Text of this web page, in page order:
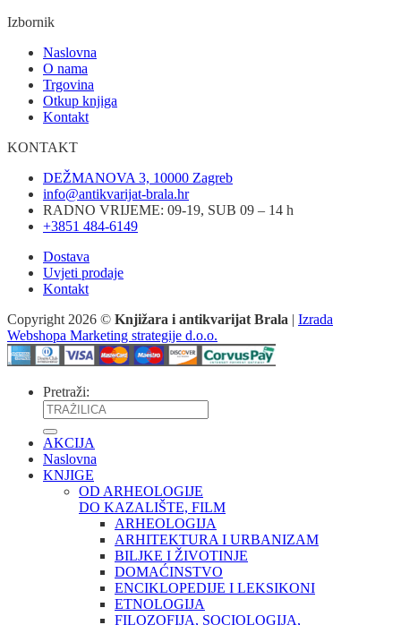
Izbornik
Naslovna
O nama
Trgovina
Otkup knjiga
Kontakt
KONTAKT
DEŽMANOVA 3, 10000 Zagreb
info@antikvarijat-brala.hr
RADNO VRIJEME: 09-19, SUB 09 – 14 h
+3851 484-6149
Dostava
Uvjeti prodaje
Kontakt
Copyright 2026 © Knjižara i antikvarijat Brala | Izrada
Webshopa Marketing strategije d.o.o.
Pretraži:
AKCIJA
Naslovna
KNJIGE
OD ARHEOLOGIJE
DO KAZALIŠTE, FILM
ARHEOLOGIJA
ARHITEKTURA I URBANIZAM
BILJKE I ŽIVOTINJE
DOMAĆINSTVO
ENCIKLOPEDIJE I LEKSIKONI
ETNOLOGIJA
FILOZOFIJA, SOCIOLOGIJA,